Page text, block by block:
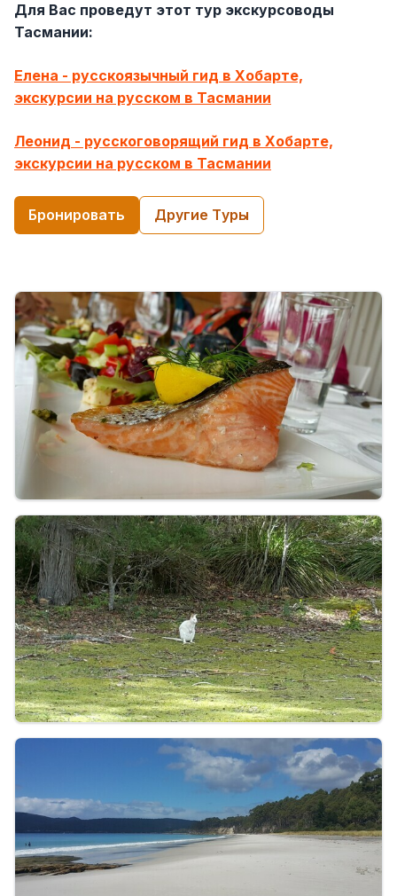
Для Вас проведут этот тур экскурсоводы
Тасмании:
Елена - русскоязычный гид в Хобарте,
экскурсии на русском в Тасмании
Леонид - русскоговорящий гид в Хобарте,
экскурсии на русском в Тасмании
Бронировать Другие Tуры